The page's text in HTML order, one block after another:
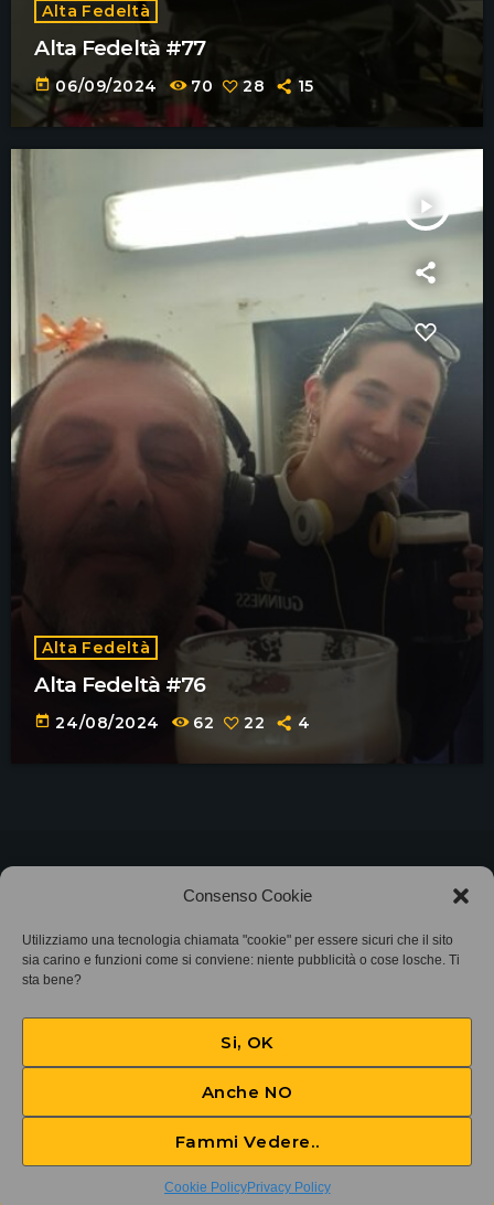
Consenso Cookie
Utilizziamo una tecnologia chiamata "cookie" per essere sicuri che il sito
sia carino e funzioni come si conviene: niente pubblicità o cose losche. Ti
sta bene?
Si, OK
Anche NO
Fammi Vedere..
Cookie PolicyPrivacy Policy
Dreaming
Alta Fedeltà
Alta Fedeltà #77
today 06/09/2024 70 28 15
play_arrow
Alta Fedeltà
Alta Fedeltà #76
today 24/08/2024 62 22 4
Associazione Bandito • CF 97882400019 •
Privacy Policy•Cookie Policy (UE) • Protocollo
SIAE 7425